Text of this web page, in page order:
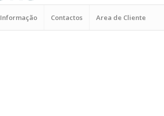
Informação Contactos Area de Cliente